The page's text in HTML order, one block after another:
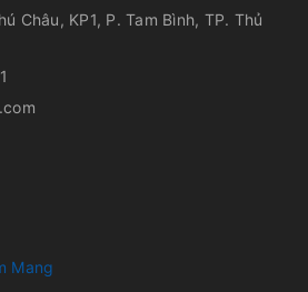
Châu, KP1, P. Tam Bình, TP. Thủ